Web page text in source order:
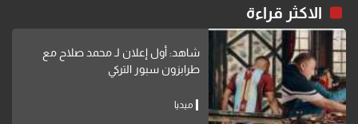
الاكثر قراءة
شاهد: أول إعلان لـ محمد صلاح مع
طرابزون سبور التركي
ميديا